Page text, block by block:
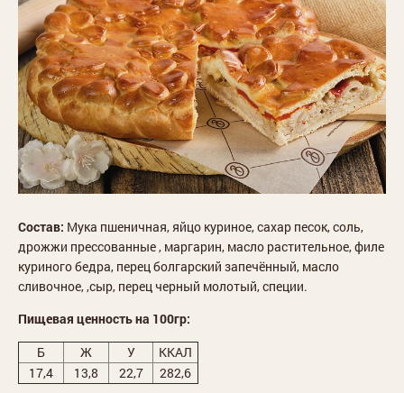
Состав: Мука пшеничная, яйцо куриное, сахар песок, соль,
дрожжи прессованные , маргарин, масло растительное, филе
куриного бедра, перец болгарский запечённый, масло
сливочное, ,сыр, перец черный молотый, специи.
Пищевая ценность на 100гр:
Б
Ж У
ККАЛ
17,4
13,8 22,7
282,6